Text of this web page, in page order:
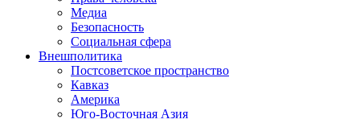
Медиа
Безопасность
Социальная сфера
Внешполитика
Постсоветское пространство
Кавказ
Америка
Юго-Восточная Азия